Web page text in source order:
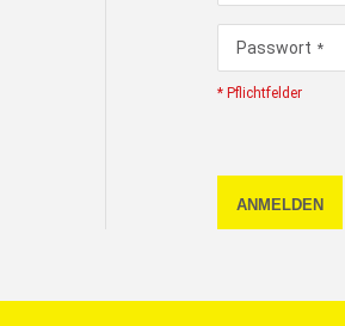
Passwort
* Pflichtfelder
ANMELDEN